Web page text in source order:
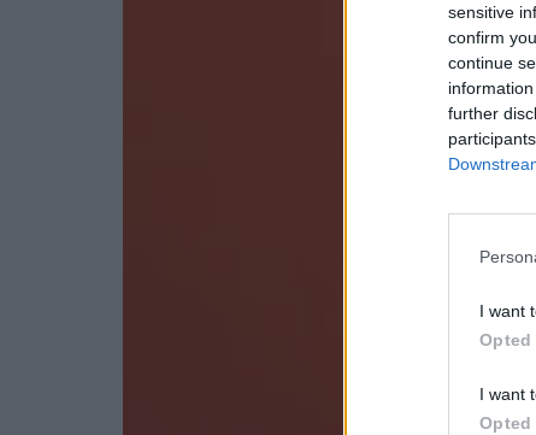
sensitive
confirm
continue
further
I want
Opted
I want
Opted